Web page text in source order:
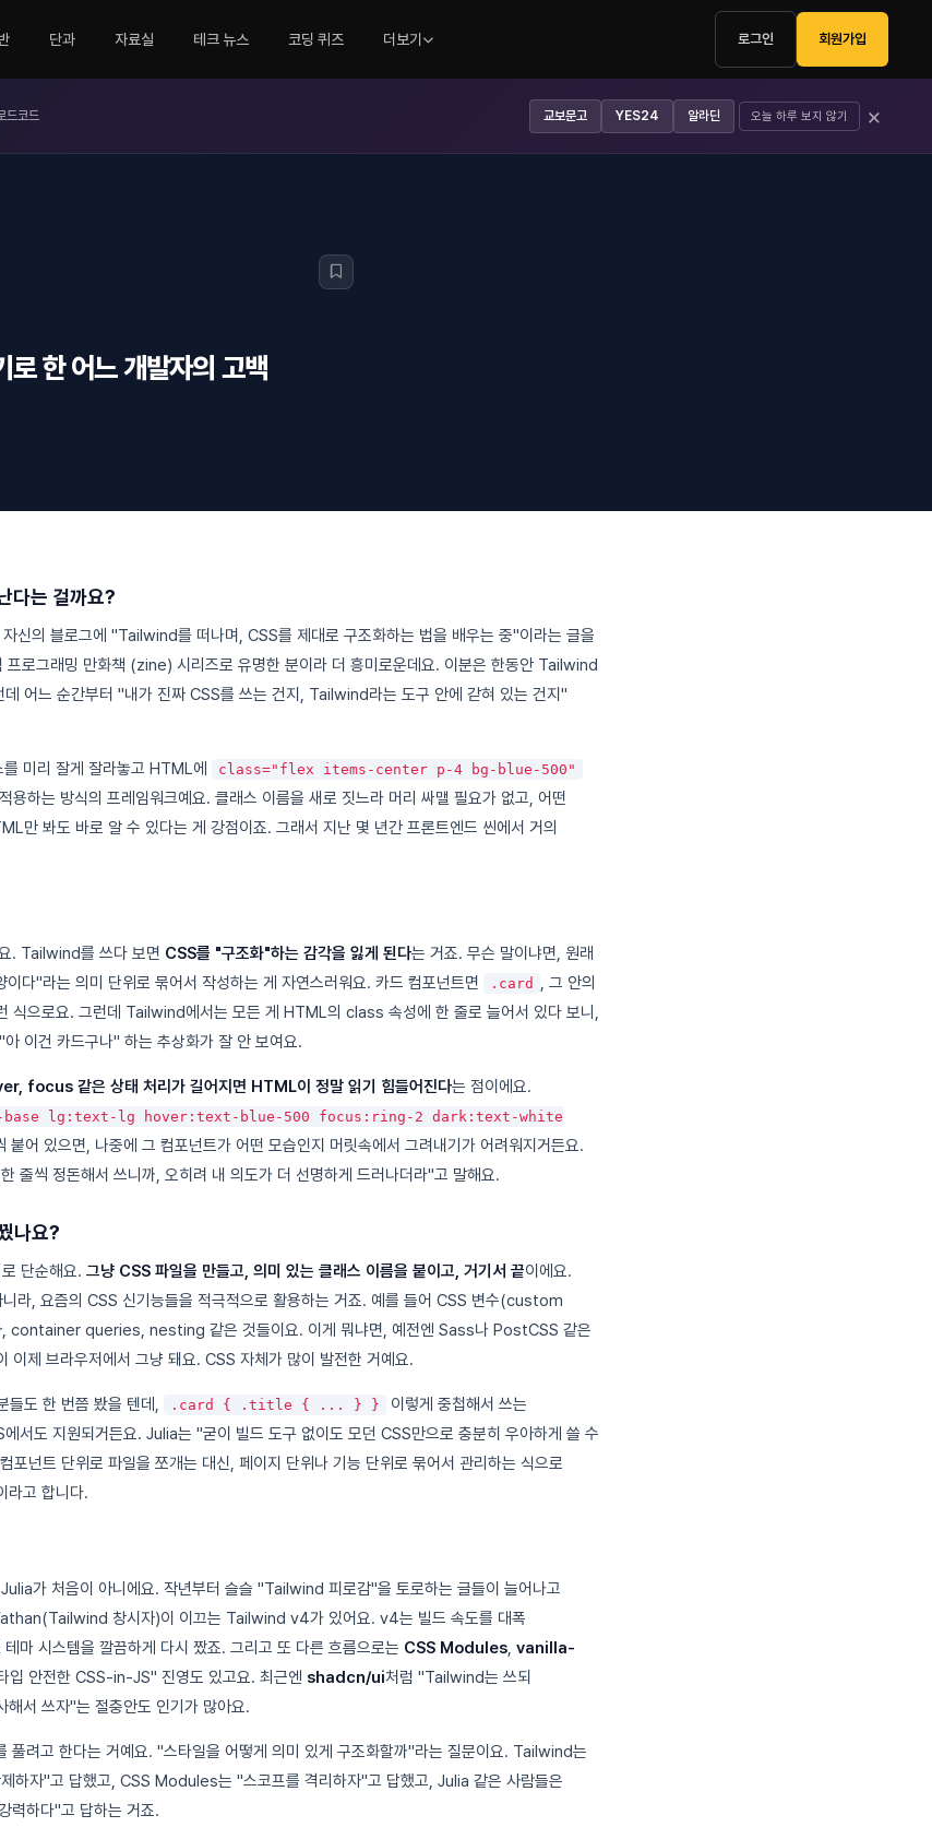
단과 자료실 테크 뉴스 코딩 퀴즈 더보기 로그인 회원가입
드코드 교보문고 YES24 알라딘 오늘 하루 보지 않기 ×
한 어느 개발자의 고백
다는 걸까요?
신의 블로그에 "Tailwind를 떠나며, CSS를 제대로 구조화하는 법을 배우는 중"이라는 글을
로그래밍 만화책 (zine) 시리즈로 유명한 분이라 더 흥미로운데요. 이분은 한동안 Tailwind
어느 순간부터 "내가 진짜 CSS를 쓰는 건지, Tailwind라는 도구 안에 갇혀 있는 건지"
미리 잘게 잘라놓고 HTML에 class="flex items-center p-4 bg-blue-500"
용하는 방식의 프레임워크예요. 클래스 이름을 새로 짓느라 머리 싸맬 필요가 없고, 어떤
만 봐도 바로 알 수 있다는 게 강점이죠. 그래서 지난 몇 년간 프론트엔드 씬에서 거의
. Tailwind를 쓰다 보면 CSS를 "구조화"하는 감각을 잃게 된다는 거죠. 무슨 말이냐면, 원래
다"라는 의미 단위로 묶어서 작성하는 게 자연스러워요. 카드 컴포넌트면
.card
, 그 안의
식으로요. 그런데 Tailwind에서는 모든 게 HTML의 class 속성에 한 줄로 늘어서 있다 보니,
이건 카드구나" 하는 추상화가 잘 안 보여요.
focus 같은 상태 처리가 길어지면 HTML이 정말 읽기 힘들어진다는 점이에요.
base lg:text-lg hover:text-blue-500 focus:ring-2 dark:text-white
붙어 있으면, 나중에 그 컴포넌트가 어떤 모습인지 머릿속에서 그려내기가 어려워지거든요.
줄씩 정돈해서 쓰니까, 오히려 내 의도가 더 선명하게 드러나더라"고 말해요.
나요?
단순해요. 그냥 CSS 파일을 만들고, 의미 있는 클래스 이름을 붙이고, 거기서 끝이에요.
라, 요즘의 CSS 신기능들을 적극적으로 활용하는 거죠. 예를 들어 CSS 변수(custom
, container queries, nesting 같은 것들이요. 이게 뭐냐면, 예전엔 Sass나 PostCSS 같은
이제 브라우저에서 그냥 돼요. CSS 자체가 많이 발전한 거예요.
도 한 번쯤 봤을 텐데, .card { .title { ... } }
이렇게 중첩해서 쓰는
서도 지원되거든요. Julia는 "굳이 빌드 도구 없이도 모던 CSS만으로 충분히 우아하게 쓸 수
포넌트 단위로 파일을 쪼개는 대신, 페이지 단위나 기능 단위로 묶어서 관리하는 식으로
라고 합니다.
가 처음이 아니에요. 작년부터 슬슬 "Tailwind 피로감"을 토로하는 글들이 늘어나고
창시자)이 이끄는 Tailwind v4가 있어요. v4는 빌드 속도를 대폭
마 시스템을 깔끔하게 다시 짰죠. 그리고 또 다른 흐름으로는 CSS Modules vanilla-
입 안전한 CSS-in-JS" 진영도 있고요. 최근엔 shadcn/ui처럼 "Tailwind는 쓰되
해서 쓰자"는 절충안도 인기가 많아요.
풀려고 한다는 거예요. "스타일을 어떻게 의미 있게 구조화할까"라는 질문이요. Tailwind는
하자"고 답했고, CSS Modules는 "스코프를 격리하자"고 답했고, Julia 같은 사람들은
력하다"고 답하는 거죠.